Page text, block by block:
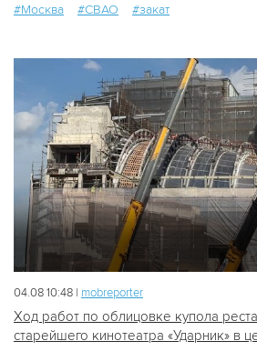
#Москва #СВАО #закат
04.08 10:48 | mobreporter
Ход работ по облицовке купола
старейшего кинотеатра «Ударник» в